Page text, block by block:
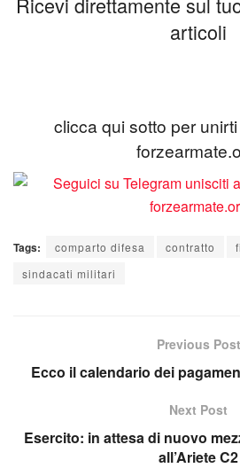
articoli
clicca qui sotto per
Tags: comparto difesa contratto
sindacati militari
Previous Post
Ecco il calendario dei
Next Post
Esercito: in attesa di nuovo
all’Ariete C2